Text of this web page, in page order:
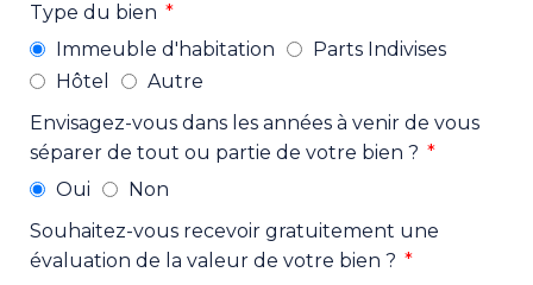
Type du bien
Immeuble d'habitation
Parts Indivises
Hôtel
Autre
Envisagez-vous dans les années à venir de vous
séparer de tout ou partie de votre bien ?
Oui
Non
Souhaitez-vous recevoir gratuitement une
évaluation de la valeur de votre bien ?